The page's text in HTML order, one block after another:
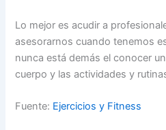
Lo mejor es acudir a
asesorarnos cuando tenemos
nunca está demás el conocer
cuerpo y las actividades y
Fuente: Ejercicios y Fitness